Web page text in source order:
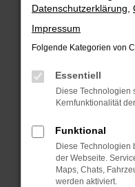
Laden andere
Suchmaschine?
Prüfe deine
können das
verhindern.
anderen
Starte dein
Das kann
Probleme zu
Datenschutzerklärung
Impressum
Folgende Kategorien von
Essentiell
Diese Technologien
Kernfunktionalität
Funktional
Diese Technologien
der Webseite.
Maps, Chats,
werden aktiviert.